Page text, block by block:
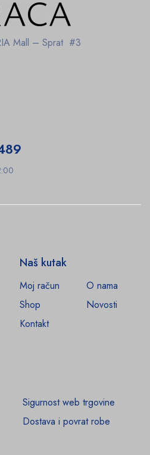
Mall – Sprat #3
Naš kutak
Moj račun
O nama
Shop
Novosti
Kontakt
Sigurnost web trgovine
Dostava i povrat robe